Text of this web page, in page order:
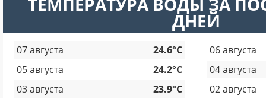
ДНЕЙ
07 августа 24.6°C
06 августа
05 августа
24.2°C
04 августа
03 августа
23.9°C
02 августа